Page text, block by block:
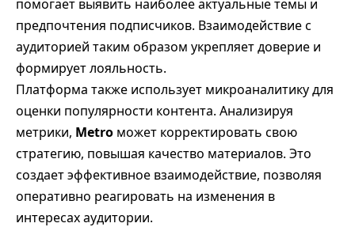
помогает выявить наиболее актуальные темы и
предпочтения подписчиков. Взаимодействие с
аудиторией таким образом укрепляет доверие и
формирует лояльность.
Платформа также использует микроаналитику для
оценки популярности контента. Анализируя
метрики, Metro может корректировать свою
стратегию, повышая качество материалов. Это
создает эффективное взаимодействие, позволяя
оперативно реагировать на изменения в
интересах аудитории.